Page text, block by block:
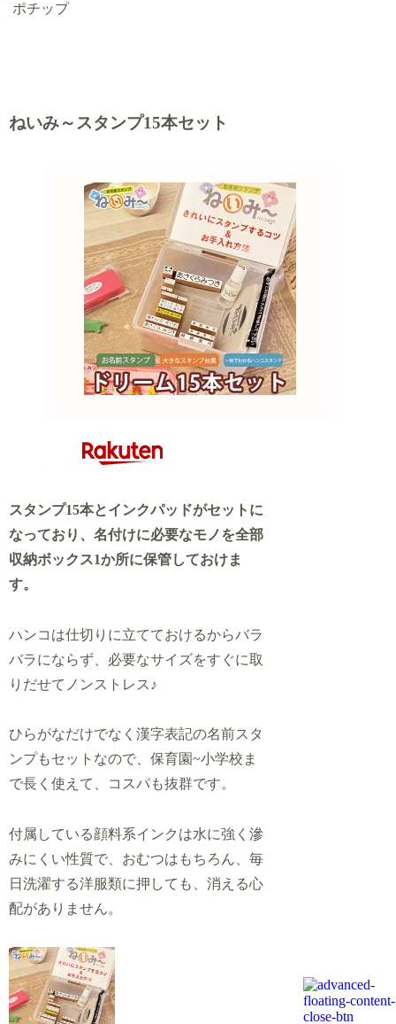
ポチップ
ねいみ～スタンプ15本セット
スタンプ15本とインクパッドがセットに
なっており、名付けに必要なモノを全部
収納ボックス1か所に保管しておけま
す。
ハンコは仕切りに立てておけるからバラ
バラにならず、必要なサイズをすぐに取
りだせてノンストレス♪
ひらがなだけでなく漢字表記の名前スタ
ンプもセットなので、保育園~小学校ま
で長く使えて、コスパも抜群です。
付属している顔料系インクは水に強く滲
みにくい性質で、おむつはもちろん、毎
日洗濯する洋服類に押しても、消える心
配がありません。